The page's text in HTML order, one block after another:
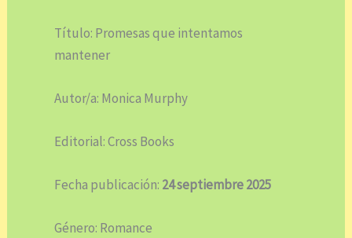
Título: Promesas que intentamos
mantener
Autor/a: Monica Murphy
Editorial: Cross Books
Fecha publicación: 24 septiembre 2025
Género: Romance